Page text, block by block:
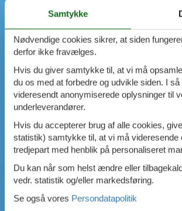
Samtykke
Nødvendige cookies sikrer, at siden
derfor ikke fravælges.
Hvis du giver samtykke til, at vi må
du os med at forbedre og udvikle siden. I
videresendt anonymiserede oplysninger til
underleverandører.
Hvis du accepterer brug af alle cookies,
statistik) samtykke til, at vi må videresende
tredjepart med henblik på personaliseret
Du kan når som helst ændre eller
vedr. statistik og/eller markedsføring.
Se også vores Persondatapolitik